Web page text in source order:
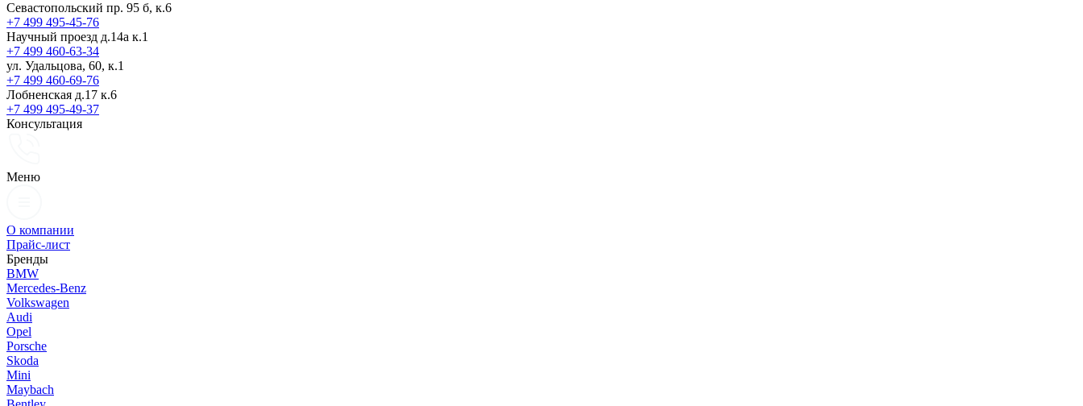
Севастопольский пр. 95 б, к.6
+7 499 495-45-76
Научный проезд д.14а к.1
+7 499 460-63-34
ул. Удальцова, 60, к.1
+7 499 460-69-76
Лобненская д.17 к.6
+7 499 495-49-37
Консультация
Меню
О компании
Прайс-лист
Бренды
BMW
Mercedes-Benz
Volkswagen
Audi
Opel
Porsche
Skoda
Mini
Maybach